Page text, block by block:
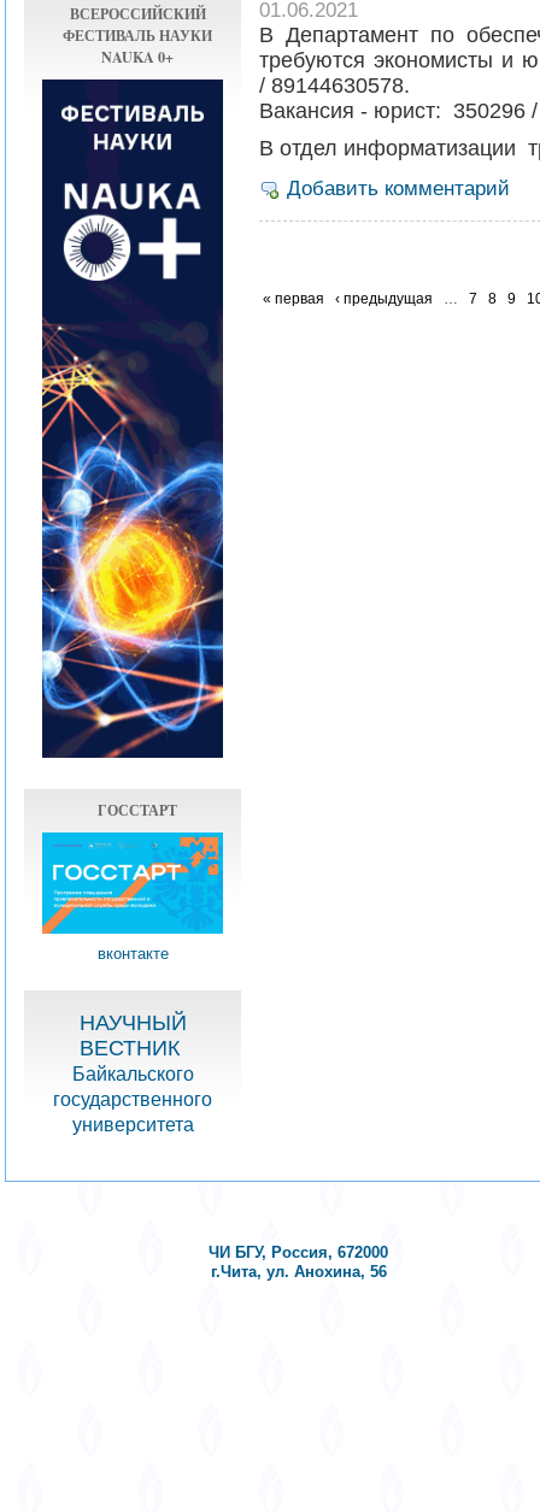
ВСЕРОССИЙСКИЙ
ФЕСТИВАЛЬ НАУКИ
NAUKA 0+
ГОССТАРТ
вконтакте
НАУЧНЫЙ
ВЕСТНИК
Байкальского
государственного
университета
01.06.2021
В Департамент по
требуются экономисты и
/ 89144630578.
Вакансия - юрист: 350296
В отдел информатизации
Добавить комментарий
« первая ‹ предыдущая 7 8 9
ЧИ БГУ, Россия, 672000
г.Чита, ул. Анохина, 56